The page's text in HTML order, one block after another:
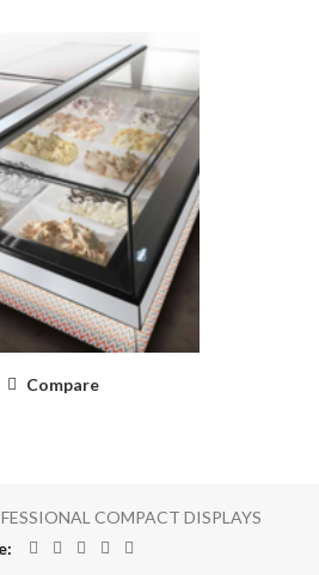
Compare
COMPACT DISPLAYS